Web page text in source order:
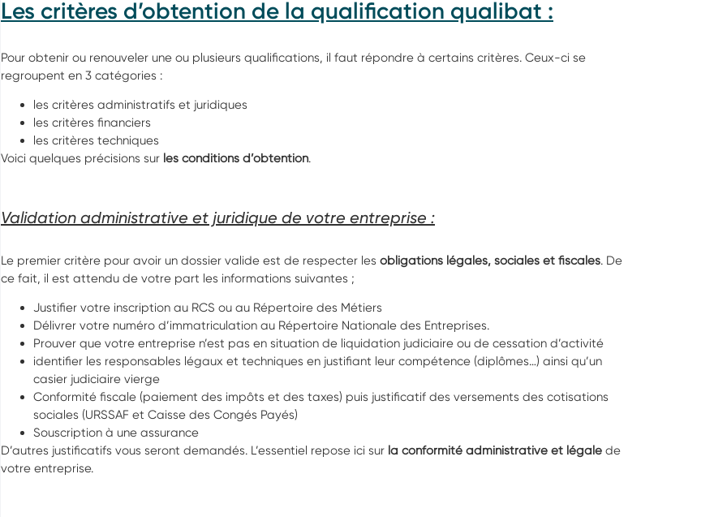
Les critères d’obtention de la qualification qualibat :
Pour obtenir ou renouveler une ou plusieurs qualifications, il faut répondre à certains critères. Ceux-ci se
regroupent en 3 catégories :
les critères administratifs et juridiques
les critères financiers
les critères techniques
Voici quelques précisions sur les conditions d’obtention.
Validation administrative et juridique de votre entreprise :
Le premier critère pour avoir un dossier valide est de respecter les obligations légales, sociales et fiscales. De
ce fait, il est attendu de votre part les informations suivantes ;
Justifier votre inscription au RCS ou au Répertoire des Métiers
Délivrer votre numéro d’immatriculation au Répertoire Nationale des Entreprises.
Prouver que votre entreprise n’est pas en situation de liquidation judiciaire ou de cessation d’activité
identifier les responsables légaux et techniques en justifiant leur compétence (diplômes…) ainsi qu’un
casier judiciaire vierge
Conformité fiscale (paiement des impôts et des taxes) puis justificatif des versements des cotisations
sociales (URSSAF et Caisse des Congés Payés)
Souscription à une assurance
D’autres justificatifs vous seront demandés. L’essentiel repose ici sur la conformité administrative et légale de
votre entreprise.